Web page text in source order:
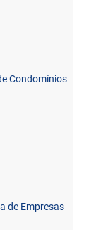
Condomínios
de Empresas